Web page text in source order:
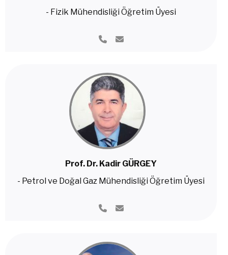
- Fizik Mühendisliği Öğretim Üyesi
Prof. Dr. Kadir GÜRGEY
- Petrol ve Doğal Gaz Mühendisliği Öğretim Üyesi